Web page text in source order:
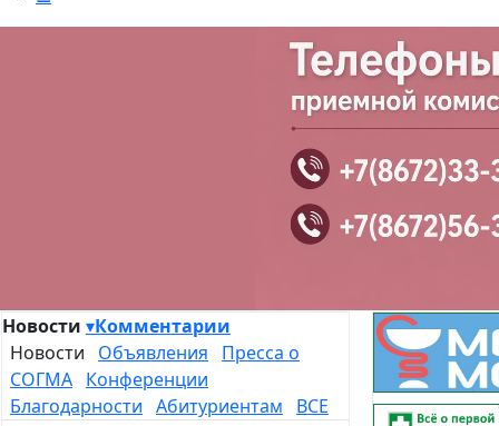
Новости ▾Комментарии
Новости Объявления
Пресса о
СОГМА Конференции
Благодарности Абитуриентам
ВСЕ